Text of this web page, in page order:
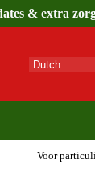
& extra
Voor